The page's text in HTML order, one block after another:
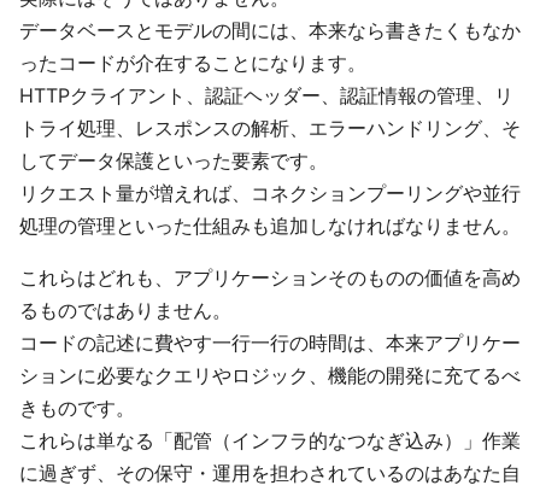
データベースとモデルの間には、本来なら書きたくもなか
ったコードが介在することになります。
HTTPクライアント、認証ヘッダー、認証情報の管理、リ
トライ処理、レスポンスの解析、エラーハンドリング、そ
してデータ保護といった要素です。
リクエスト量が増えれば、コネクションプーリングや並行
処理の管理といった仕組みも追加しなければなりません。
これらはどれも、アプリケーションそのものの価値を高め
るものではありません。
コードの記述に費やす一行一行の時間は、本来アプリケー
ションに必要なクエリやロジック、機能の開発に充てるべ
きものです。
これらは単なる「配管（インフラ的なつなぎ込み）」作業
に過ぎず、その保守・運用を担わされているのはあなた自